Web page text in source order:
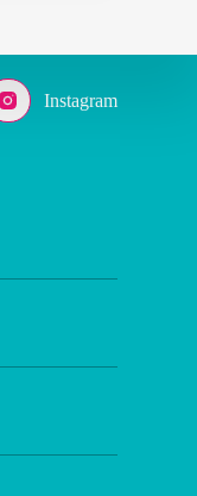
Instagram